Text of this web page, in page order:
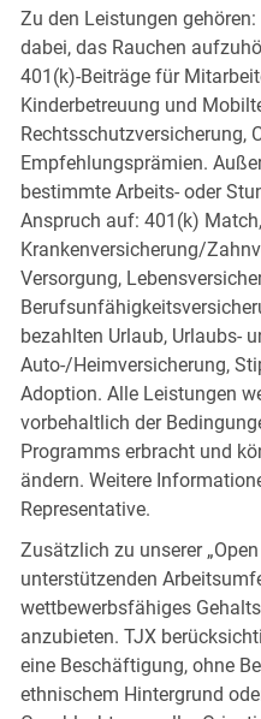
Zu den Leistungen
dabei, das Rauchen
401(k)-Beiträge für
Kinderbetreuung und
Rechtsschutzversicherung,
Empfehlungsprämien.
bestimmte Arbeits- oder
Anspruch auf: 401(k) Match,
Krankenversicherung/
Versorgung,
bezahlten Urlaub, Urlaubs-
Auto-/Heimversicherung,
Adoption. Alle Leistungen
vorbehaltlich der
Programms erbracht und
ändern. Weitere
Representative.
Zusätzlich zu unserer
unterstützenden
wettbewerbsfähiges
anzubieten. TJX
eine Beschäftigung, ohne
ethnischem Hintergrund